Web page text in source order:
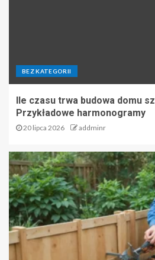
BEZ KATEGORII
Ile czasu trwa budowa domu
Przykładowe harmonogramy
20 lipca 2026 addminr